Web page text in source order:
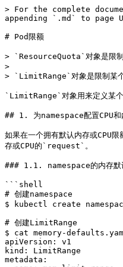
> For the complete documentation index, see [llms.txt](https://k8s.huweihuang.com/project/llms.txt). Markdown versions of documentation pages are available by appending `.md` to page URLs; this page is available as [Markdown](https://k8s.huweihuang.com/project/resource/limit-range.md).

# Pod限额

> `ResourceQuota`对象是限制某个namespace下`所有Pod(容器)`的资源限额
>
> `LimitRange`对象是限制某个namespace`单个Pod(容器`)的资源限额

`LimitRange`对象用来定义某个`命名空间`下某种`资源对象`的使用限额，其中资源对象包括：`Pod`、`Container`、`PersistentVolumeClaim`。

## 1. 为namespace配置CPU和内存的默认值

如果在一个拥有默认内存或CPU限额的命名空间中创建一个容器，并且这个容器未指定它自己的内存或CPU的`limit`， 它会被分配这个默认的内存或CPU的`limit`。既没有设置pod的`limit`和`request`才会分配默认的内存或CPU的`request`。

### 1.1. namespace的内存默认值

```shell
# 创建namespace
$ kubectl create namespace default-mem-example

# 创建LimitRange
$ cat memory-defaults.yaml
apiVersion: v1
kind: LimitRange
metadata:
  name: mem-limit-range
spec:
  limits:
  - default:
      memory: 512Mi
    defaultRequest:
      memory: 256Mi
    type: Container
  
$ kubectl create -f https://k8s.io/docs/tasks/administer-cluster/memory-defaults.yaml --namespace=default-mem-example

# 创建Pod,未指定内存的limit和request
$ cat memory-defaults-pod.yaml
apiVersion: v1
kind: Pod
metadata:
  name: default-mem-demo
spec:
  containers:
  - name: default-mem-demo-ctr
    image: nginx
    
$ kubectl create -f https://k8s.io/docs/tasks/administer-cluster/memory-defaults-pod.yaml --namespace=default-mem-example

# 查看Pod
$ kubectl get